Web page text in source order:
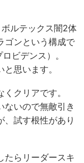
ルテックス闇2体
ゴンという構成で
ビデンス）。
思います。
クリアです。
ないので無敵引き
、試す根性があり
たらリーダースキ